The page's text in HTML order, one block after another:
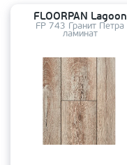
FLOORPAN Lagoon
FP 743 Гранит Петра
ламинат